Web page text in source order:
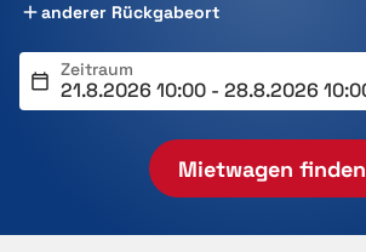
anderer Rückgabeort
Zeitraum
Mietwagen finden